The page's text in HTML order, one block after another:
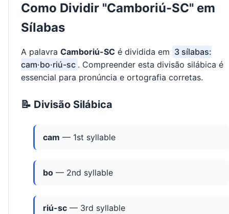
Como Dividir "Camboriú-SC" em
Sílabas
A palavra Camboriú-SC é dividida em 3 sílabas:
cam·bo·riú-sc . Compreender esta divisão silábica é
essencial para pronúncia e ortografia corretas.
📝 Divisão Silábica
cam — 1st syllable
bo — 2nd syllable
riú-sc — 3rd syllable